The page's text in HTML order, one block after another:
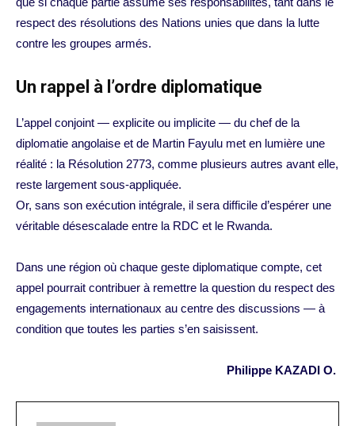
respect des résolutions des Nations unies que dans la lutte
contre les groupes armés.
Un rappel à l’ordre diplomatique
L’appel conjoint — explicite ou implicite — du chef de la
diplomatie angolaise et de Martin Fayulu met en lumière une
réalité : la Résolution 2773, comme plusieurs autres avant elle,
reste largement sous-appliquée.
Or, sans son exécution intégrale, il sera difficile d’espérer une
véritable désescalade entre la RDC et le Rwanda.
Dans une région où chaque geste diplomatique compte, cet
appel pourrait contribuer à remettre la question du respect des
engagements internationaux au centre des discussions — à
condition que toutes les parties s’en saisissent.
Philippe KAZADI O.